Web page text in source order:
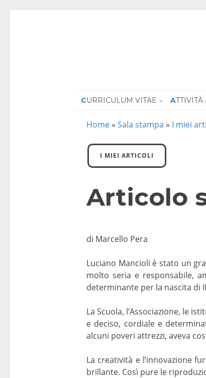
CURRICULUM VITAE
Home » Sala stampa » I miei
I MIEI ARTICOLI
Articolo
di Marcello Pera
Luciano Mancioli è stato un
molto seria e responsabile,
determinante per la nascita di
La Scuola, l’Associazione, le
e deciso, cordiale e
alcuni poveri attrezzi, aveva
La creatività e l’innovazione
brillante. Così pure le